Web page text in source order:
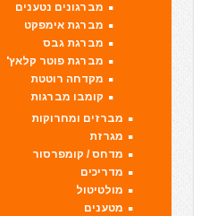
מברגונים נטענים
מברגת אימפקט
מברגת גבס
מברגת פוטר קלאץ'
מקדחה רוטטת
קומבו מברגות
מברזים ומחרוקות
מגרזת
מדחס / קומפרסור
מדריכים
מולטיטול
מטענים